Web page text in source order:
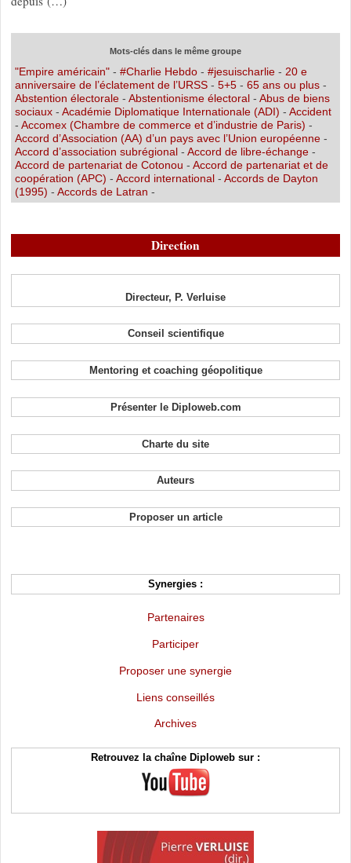
Mots-clés dans le même groupe
"Empire américain"- #Charlie Hebdo- #jesuischarlie- 20 e
anniversaire de l’éclatement de l’URSS- 5+5- 65 ans ou plus-
Abstention électorale- Abstentionisme électoral- Abus de biens
sociaux- Académie Diplomatique Internationale (ADI) - Accident
- Accomex (Chambre de commerce et d’industrie de Paris) -
Accord d’Association (AA) d’un pays avec l’Union européenne-
Accord d’association subrégional- Accord de libre-échange-
Accord de partenariat de Cotonou - Accord de partenariat et de
coopération (APC) - Accord international- Accords de Dayton
(1995) - Accords de Latran -
Direction
Directeur, P. Verluise
Conseil scientifique
Mentoring et coaching géopolitique
Présenter le Diploweb.com
Charte du site
Auteurs
Proposer un article
Synergies :
Partenaires
Participer
Proposer une synergie
Liens conseillés
Archives
Retrouvez la chaîne Diploweb sur :